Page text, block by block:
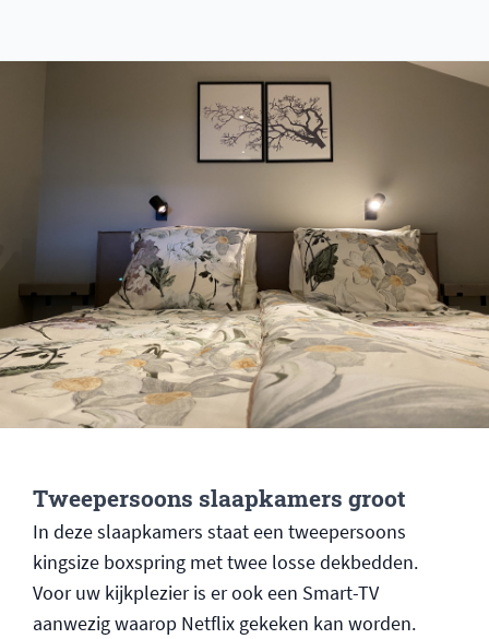
Tweepersoons slaapkamers groot
In deze slaapkamers staat een tweepersoons
kingsize boxspring met twee losse dekbedden.
Voor uw kijkplezier is er ook een Smart-TV
aanwezig waarop Netflix gekeken kan worden.